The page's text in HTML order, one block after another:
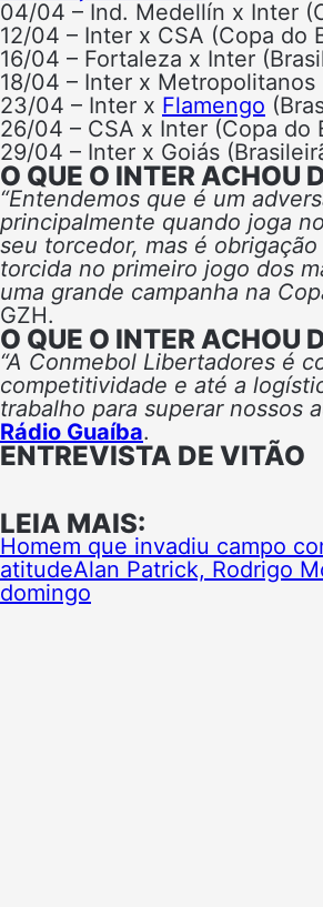
04/04 – Ind. Medellín x Inter
12/04 – Inter x CSA (Copa do
16/04 – Fortaleza x Inter
18/04 – Inter x Metropolitanos
23/04 – Inter x Flamengo
26/04 – CSA x Inter (Copa do
29/04 – Inter x Goiás
O QUE O INTER ACHOU
“Entendemos que é um
principalmente quando joga
seu torcedor, mas é
torcida no primeiro jogo dos
uma grande campanha na
GZH.
O QUE O INTER ACHOU
“A Conmebol Libertadores é
competitividade e até a
trabalho para superar nossos
Rádio Guaíba.
ENTREVISTA DE VITÃO
LEIA MAIS:
Homem que invadiu campo
atitudeAlan Patrick, Rodrigo
domingo